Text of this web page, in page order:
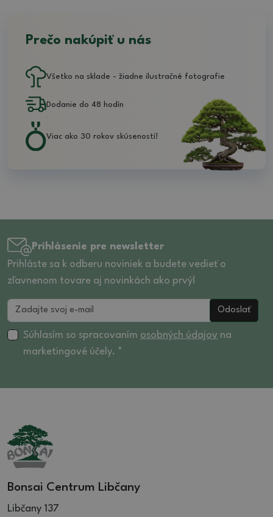
Prečo nakúpiť u nás
Všetko na sklade - žiadne ilustračné fotografie
Dodanie do 48 hodín
Viac ako 30 rokov skúseností!
Prihlásenie pre newsletter
Prihláste sa k odberu noviniek a budete vedieť o
zľavnenom tovare aj novinkách ako prvý!
Odoslať
Súhlasím so spracovaním osobných údajov na
marketingové účely. *
Bonsai Centrum Libčany
Libčany 137